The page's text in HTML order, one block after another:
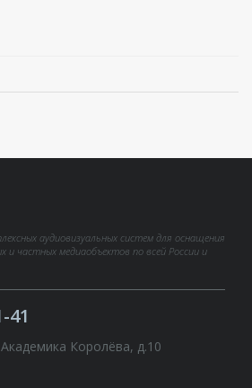
аудиовизуальных систем для оснащения
и частных медиаобъектов по всей России и
41
Королёва, д.10